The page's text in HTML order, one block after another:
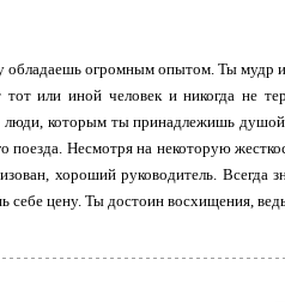
огромным опытом. Ты мудр и
или иной человек и никогда не
люди, которым ты принадлежишь
поезда. Несмотря на некоторую
хороший руководитель. Всегда
себе цену. Ты достоин восхищения,